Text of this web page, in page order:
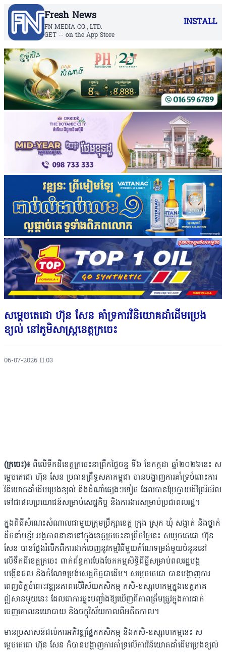
Fresh News
FN MEDIA CO., LTD.
GET -- on the App Store
INSTALL
សម្តេចតេជោ ហ៊ុន សែន គាំទ្រការវិនិយោគដាំដើមប្រេង
ខ្យល់ នៅភូមិសាស្ត្រខេត្តក្រចេះ
06-07-2026 11:03
(ក្រចេះ)៖ ពីលើទឹកដីខេត្តក្រចេះនាព្រឹកថ្ងៃចន្ទ ទី៦ ខែកក្កដា ឆ្នាំ២០២៦នេះ ស
ម្តេចតេជោ ហ៊ុន សែន ប្រធានព្រឹទ្ធសភាកម្ពុជា បានបង្ហាញការគាំទ្រចំពោះការ
វិនិយោគដាំដើមប្រេងខ្យល់ និង​ដំណាំផ្សេងៗទៀត ដែលបានប្រែក្លាយដីព្រៃរិចរិល
ទៅជាផលប្រយោជន៍សម្រាប់សេដ្ឋកិច្ច និង​ការងារសម្រាប់ប្រជាពលរដ្ឋ។
ក្នុងពិធីសំណេះសំណាលជាមួយក្រុមប្រឹក្សាខេត្ត ក្រុង ស្រុក ឃុំ សង្កាត់ និងថ្នាក់
ដឹកនាំមន្ទីរ អង្គ​ភាពនានានៅក្នុងខេត្តក្រចេះនាព្រឹកថ្ងៃនេះ សម្តេចតេជោ ហ៊ុន
សែន បានថ្លែងរំលឹកពីការ​ដាក់​ចេញនូវកម្មវិធីមួយកំណែទម្រង់មួយចំនួននៅ
លើទឹកដីខេត្តក្រចេះ ពាក់ព័ន្ធការបែងចែកកម្មសិទ្ធិ​ដីធ្លីសម្រាប់ពលរដ្ឋបង្ក
បង្កើនផល និងកំណែទម្រង់សេដ្ឋកិច្ចជាដើម។ សម្តេចតេជោ បានបង្ហាញ​ការ
ពេញចិត្តចំពោះវឌ្ឍនភាពលើវិស័យកសិកម្ម កសិ-ឧស្សាហកម្មក្នុងខេត្តភាគ
ឦសាន​មួយនេះ ដែលជាការឆ្លុះបញ្ចាំងឱ្យឃើញពីភាពត្រឹមត្រូវក្នុងការដាក់
ចេញគោលនយោបាយ និងចក្ខុវិស័យ​កាលពីអតីតកាល។
មានប្រសាសន៍ដល់ការអភិវឌ្ឍផ្នែកកសិកម្ម និងកសិ-ឧស្សាហកម្មនេះ ស
ម្តេចតេជោ ហ៊ុន សែន ក៏បានបង្ហាញការគាំទ្រលើការវិនិយោគដាំដើមប្រេងខ្យល់